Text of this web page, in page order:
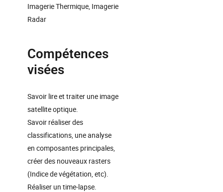
Imagerie Thermique, Imagerie
Radar
Compétences
visées
Savoir lire et traiter une image
satellite optique.
Savoir réaliser des
classifications, une analyse
en composantes principales,
créer des nouveaux rasters
(Indice de végétation, etc).
Réaliser un time-lapse.